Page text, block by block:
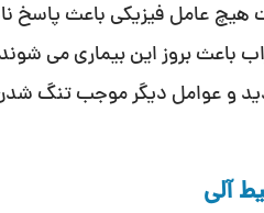
هیچ عامل فیزیکی باعث
باعث بروز این بیماری می
و عوامل دیگر موجب تنگ
آلی